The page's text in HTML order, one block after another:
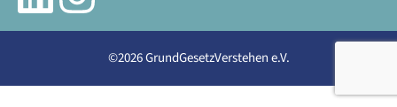
©2026 GrundGesetzVerstehen e.V.